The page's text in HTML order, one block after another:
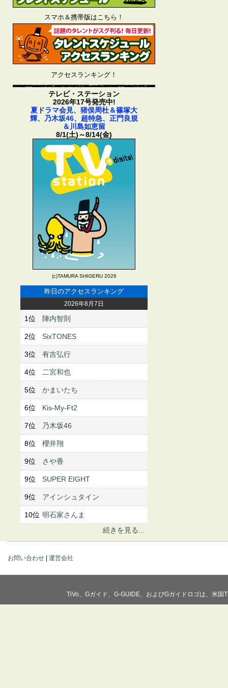
スマホ＆携帯版はこちら！
アクセスランキング！
テレビ・ステーション
2026年17号発売中!
夏ドラマ会見、猪俣周杜＆篠塚大
輝、乃木坂46、超特急、正門良規
＆川島如恵留
8/1(土)～8/14(金)
(c)TAMURA SHIGERU 2026
昨日のアクセスランキング
2026年8月7日
1位 陣内智則
2位 SixTONES
3位 有吉弘行
4位 二宮和也
5位 かまいたち
6位 Kis-My-Ft2
7位 乃木坂46
8位 櫻井翔
9位 さや香
9位 SUPER EIGHT
9位 アインシュタイン
10位 明石家さんま
続きを見る...
お問い合わせ 運営会社
TiVo、Gガイド、G-GUIDE、およびGガイドロゴは、米